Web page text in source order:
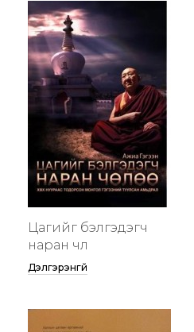
Цагийг бэлгэдэгч
наран чөлөө
Дэлгэрэнгүй